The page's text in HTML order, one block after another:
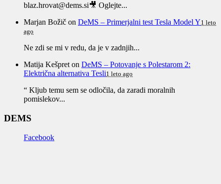
blaz.hrovat@dems.si🎥 Oglejte...
Marjan Božič on DeMS – Primerjalni test Tesla Model Y1 leto
ago
Ne zdi se mi v redu, da je v zadnjih...
Matija Kešpret on DeMS – Potovanje s Polestarom 2:
Električna alternativa Tesli1 leto ago
“ Kljub temu sem se odločila, da zaradi moralnih
pomislekov...
DEMS
Facebook